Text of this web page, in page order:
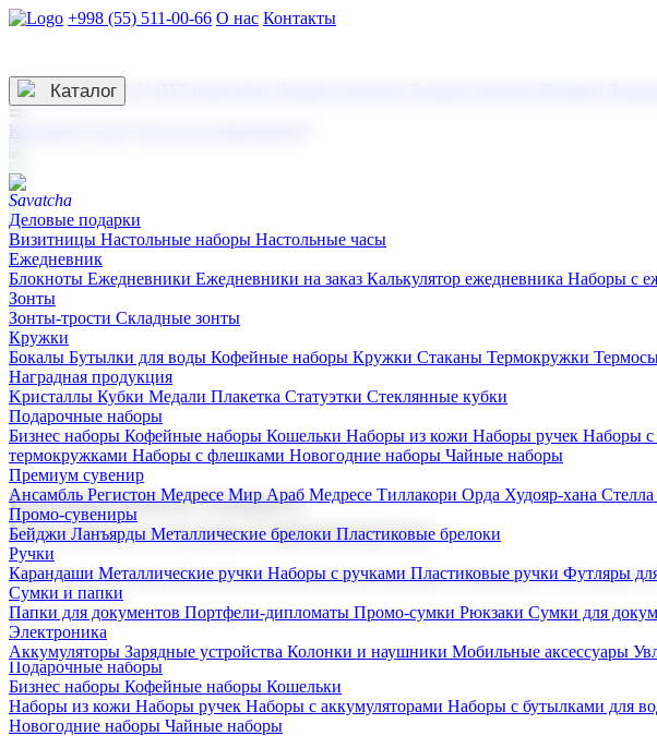
+998 (55) 511-00-66 О нас Контакты
3D гравировка
☰
Контакты
Каталог
Деловые подарки
Визитницы Настольные наборы Настольные часы
Ежедневник
Блокноты Ежедневники Ежедневники на заказ Калькулятор ежедневника Наборы с
Зонты
Зонты-трости Складные зонты
Кружки
Бокалы Бутылки для воды Кофейные наборы Кружки Стаканы Термокружки
Наградная продукция
Kристаллы Кубки Медали Плакетка Статуэтки Стеклянные кубки
Подарочные наборы
Бизнес наборы Кофейные наборы Кошельки Наборы из кожи Наборы ручек Наборы с
термокружками Наборы с флешками Новогодние наборы Чайные наборы
Премиум сувенир
Ансамбль Регистон Медресе Мир Араб Медресе Тиллакори Орда Худояр-хана
Промо-сувениры
Бейджи Ланъярды Металлические брелоки Пластиковые брелоки
Ручки
Карандаши Металлические ручки Наборы с ручками Пластиковые ручки Футляры
Сумки и папки
Папки для документов Портфели-дипломаты Промо-сумки Рюкзаки Сумки для
Электроника
Аккумуляторы Зарядные устройства Колонки и наушники Мобильные аксессуары
Корпоративные подарки
Поставка со склада и производство
Мы предлагаем широкий выбор корпоративных подарков и сувениров с логотипом.
Подарочные наборы
Бизнес наборы Кофейные наборы Кошельки
Наборы из кожи Наборы ручек Наборы с аккумуляторами Наборы с бутылками для
Новогодние наборы Чайные наборы